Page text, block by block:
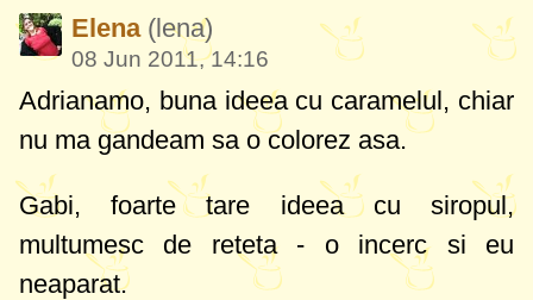
Elena (lena)
08 Jun 2011, 14:16
Adrianamo, buna ideea cu caramelul, chiar
nu ma gandeam sa o colorez asa.
Gabi, foarte tare ideea cu siropul,
multumesc de reteta - o incerc si eu
neaparat.